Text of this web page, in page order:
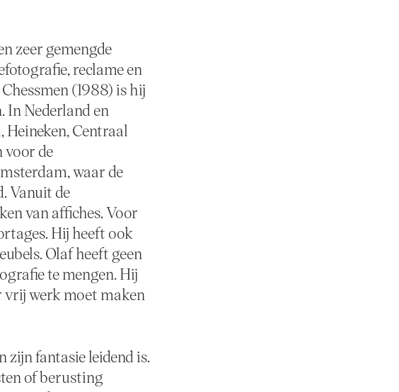
zeer gemengde
reclame en
(1988) is hij
In Nederland en
Heineken, Centraal
voor de
waar de
Vanuit de
van affiches. Voor
Hij heeft ook
Olaf heeft geen
te mengen. Hij
vrij werk moet maken
zijn fantasie leidend is.
of berusting